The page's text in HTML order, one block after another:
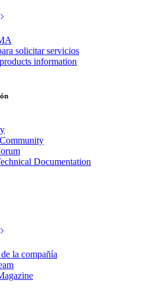
solicitar servicios
information
Documentation
la compañía